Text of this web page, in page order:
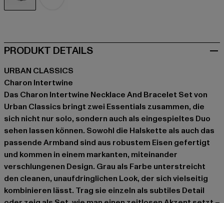
PRODUKT DETAILS
URBAN CLASSICS
Charon Intertwine
Das Charon Intertwine Necklace And Bracelet Set von
Urban Classics bringt zwei Essentials zusammen, die
sich nicht nur solo, sondern auch als eingespieltes Duo
sehen lassen können. Sowohl die Halskette als auch das
passende Armband sind aus robustem Eisen gefertigt
und kommen in einem markanten, miteinander
verschlungenen Design. Grau als Farbe unterstreicht
den cleanen, unaufdringlichen Look, der sich vielseitig
kombinieren lässt. Trag sie einzeln als subtiles Detail